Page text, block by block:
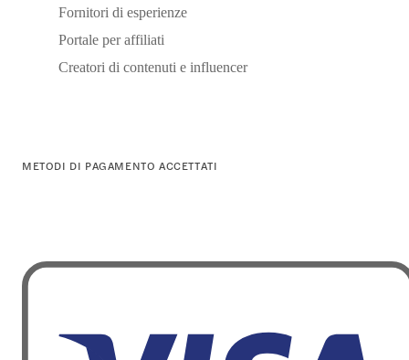
Fornitori di esperienze
Portale per affiliati
Creatori di contenuti e influencer
METODI DI PAGAMENTO ACCETTATI